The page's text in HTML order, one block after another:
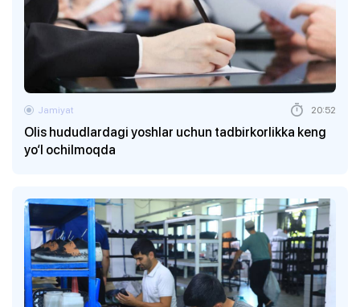
Olis hududlardagi yoshlar uchun tadbirkorlikka keng
yo‘l ochilmoqda
Jamiyat 20:52